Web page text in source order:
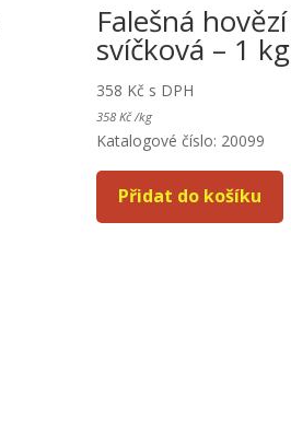
Falešná hovězí
svíčková – 1 kg
358 Kč s DPH
358 Kč /kg
Katalogové číslo: 20099
Přidat do košíku